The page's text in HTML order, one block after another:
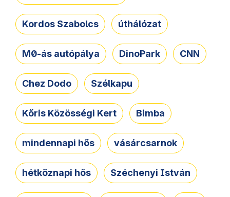
Kordos Szabolcs úthálózat
M0-ás autópálya DinoPark CNN
Chez Dodo Szélkapu
Kőris Közösségi Kert Bimba
mindennapi hős vásárcsarnok
hétköznapi hős Széchenyi István